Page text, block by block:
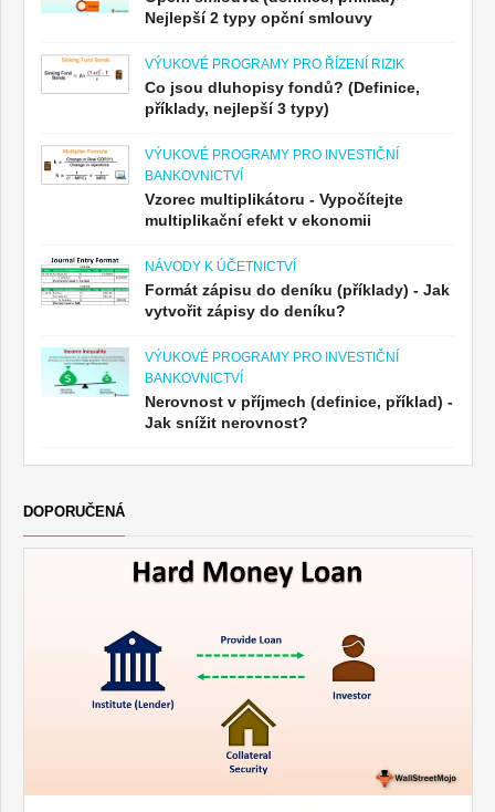
Nejlepší 2 typy opční smlouvy
VÝUKOVÉ PROGRAMY PRO ŘÍZENÍ RIZIK
Co jsou dluhopisy fondů? (Definice,
příklady, nejlepší 3 typy)
VÝUKOVÉ PROGRAMY PRO INVESTIČNÍ
BANKOVNICTVÍ
Vzorec multiplikátoru - Vypočítejte
multiplikační efekt v ekonomii
NÁVODY K ÚČETNICTVÍ
Formát zápisu do deníku (příklady) - Jak
vytvořit zápisy do deníku?
VÝUKOVÉ PROGRAMY PRO INVESTIČNÍ
BANKOVNICTVÍ
Nerovnost v příjmech (definice, příklad) -
Jak snížit nerovnost?
DOPORUČENÁ